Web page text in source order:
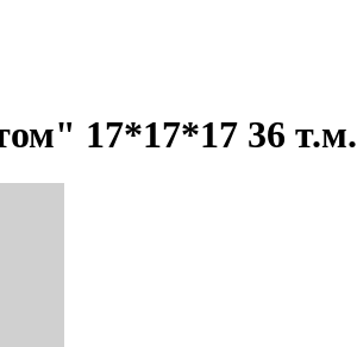
17*17*17 36 т.м.